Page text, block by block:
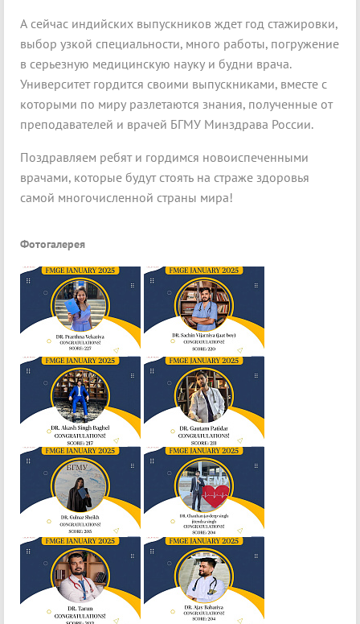
А сейчас индийских выпускников ждет год стажировки,
выбор узкой специальности, много работы, погружение
в серьезную медицинскую науку и будни врача.
Университет гордится своими выпускниками, вместе с
которыми по миру разлетаются знания, полученные от
преподавателей и врачей БГМУ Минздрава России.
Поздравляем ребят и гордимся новоиспеченными
врачами, которые будут стоять на страже здоровья
самой многочисленной страны мира!
Фотогалерея